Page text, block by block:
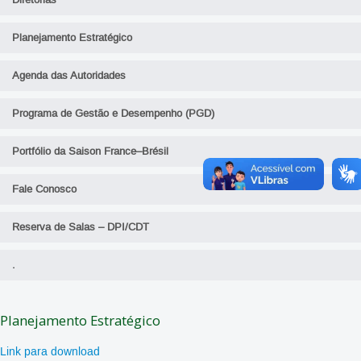
Planejamento Estratégico
Agenda das Autoridades
Programa de Gestão e Desempenho (PGD)
Portfólio da Saison France–Brésil
Fale Conosco
Reserva de Salas – DPI/CDT
.
Planejamento Estratégico
Link para download